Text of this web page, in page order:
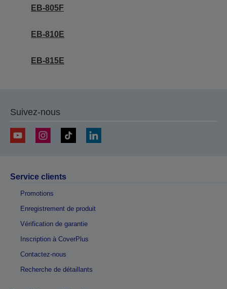
EB-805F
EB-810E
EB-815E
Suivez-nous
Service clients
Promotions
Enregistrement de produit
Vérification de garantie
Inscription à CoverPlus
Contactez-nous
Recherche de détaillants